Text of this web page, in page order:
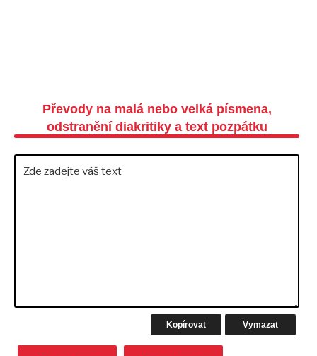
Převody na malá nebo velká písmena,
odstranění diakritiky a text pozpátku